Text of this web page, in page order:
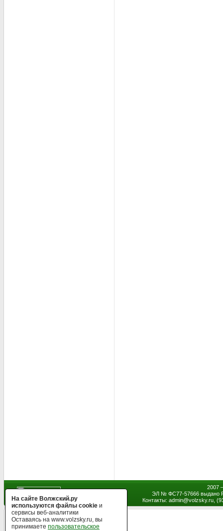
2007
ЭЛ № ФС77-57666 выдано
Контакты: admin@volzsky.ru,
На сайте Волжский.ру
используются файлы cookie и
сервисы веб-аналитики
Оставаясь на www.volzsky.ru, вы
принимаете пользовательское